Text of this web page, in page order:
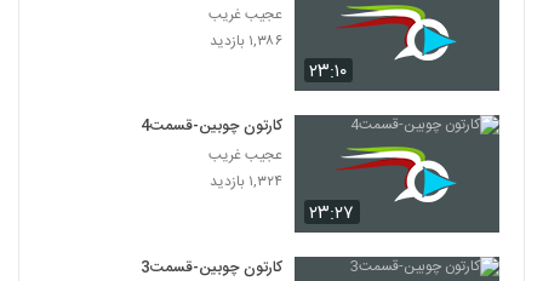
۲۳:۱۰
عجیب غریب
۱,۳۸۶ بازدید
۲۳:۲۷
کارتون چوبین-قسمت4
عجیب غریب
۱,۳۲۴ بازدید
کارتون چوبین-قسمت3